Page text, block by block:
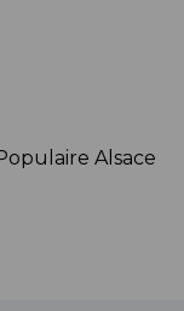
Alsace